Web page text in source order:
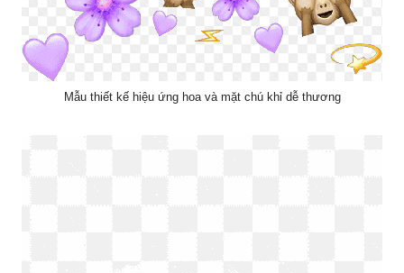
Mẫu thiết kế hiệu ứng hoa và mặt chú khỉ dễ thương